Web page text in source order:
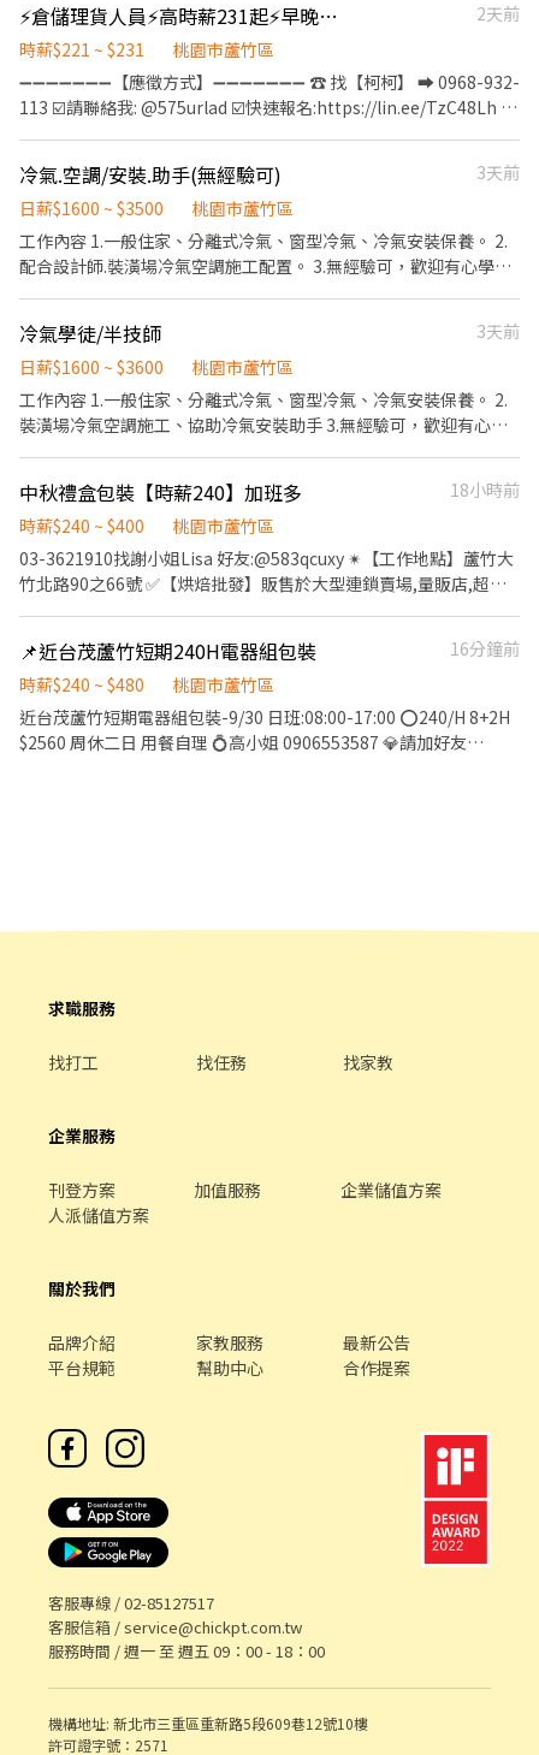
好友 ❤️紫玲小姐 ❤️請加賴@zz168168(記得加@)
https://lin.ee/Ki9Xgq9 (或點選網址直接加入)
立放瓶蓋,輕鎖後段會交由機器鎖緊 3.將成品洗衣精放置到箱內,後段
會由自動包裝機封箱 休假方式:週休二日 工作地點:蘆竹區富國路三
段 廠區有機車停車位,廠區外路邊停車格很多 ---以下廠區規定可接
受再應徵--- #需能接受穿員工制服(上衣)安全鞋(廠區提供) #不能帶
隱眼及帶妝上班塗指甲油 #會需要帶乳膠手套 --計算方式如下-- 時
17:00) 8H日領1760元 平日午餐自費50公司補助30元 第一天固定不
能申請借支 (這間有發蠻多裝備 第一天不可申請) 第二天開始隔日中
午匯款 也可選週領全薪 ▶詢問應徵請截圖加入好友 ❤️紫玲小姐 ❤️
請加賴@zz168168(記得加@)
⚡倉儲理貨人員⚡高時薪231起⚡早晚夜班⚡倉別任選/中法EQ
2天前
時薪$221 ~ $231
桃園市蘆竹區
➖➖➖➖➖➖➖【應徵方式】➖➖➖➖➖➖➖ ☎️ 找【柯柯】 ➡ 0968-932-
113 ☑️請聯絡我: @575urlad ☑️快速報名:https://lin.ee/TzC48Lh 加
找穩定又有彈性的工作嗎？我們的倉儲團隊等你加入！ 不論你是喜
歡動態的理貨工作，還是有堆高機操作經驗，這裡都有適合你的舞
台✨ ⏰ 班別選擇 ⭐ 早班：09:00~18:00(堆高機) 🌙 晚班：16:00 ~
01:00 🌙 夜班：22:00 ~ 07:00 ⭕休假制度：排休制 💰 薪資待遇
驗收、包裝、理貨 出貨桌邊員：調度排車的板數進行出貨作業，並
操作RF槍將板號刷入貨物配送單內，不需要堆高機操作，只需要使
用電動拖板車 堆高機手：理貨、揀貨、捕貨等倉儲作業、倉庫貨品
堆高機上架作業、倉儲物流各項作業；需具堆高機操作技術士證照
🚗 交通便利 ✔ 提供機車、汽車停車位 ✔ 若公司內部停車場額滿，
可停放於附近安全合規區域 🏭 工作地點（多倉可選，就近分發）
南工倉：桃園市蘆竹區南工路124號 新鋼倉：桃園市觀音區工業八
鮮人還是有經驗的高手，快加入我們的倉儲行列吧！
冷氣.空調/安裝.助手(無經驗可)
3天前
日薪$1600 ~ $3500
桃園市蘆竹區
工作內容 1.一般住家、分離式冷氣、窗型冷氣、冷氣安裝保養。 2.
配合設計師.裝潢場冷氣空調施工配置。 3.無經驗可，歡迎有心學習
冷氣學徒/半技師
3天前
日薪$1600 ~ $3600
桃園市蘆竹區
工作內容 1.一般住家、分離式冷氣、窗型冷氣、冷氣安裝保養。 2.
裝潢場冷氣空調施工、協助冷氣安裝助手 3.無經驗可，歡迎有心學
中秋禮盒包裝【時薪240】加班多
18小時前
時薪$240 ~ $400
桃園市蘆竹區
03-3621910找謝小姐Lisa 好友:@583qcuxy ✴【工作地點】蘆竹大
竹北路90之66號 ✅【烘焙批發】販售於大型連鎖賣場,量販店,超市
▼▃▃▃ ️【薪水】：正常出勤，時薪$230 +獎金10/時 ➜ 可領
【✔$42,240】起 ➜ 常態加班可領6萬起 ▃▃▃▼ 重點介紹
▼▃▃▃ ☑【工作內容】：整形、烤爐、包餡、包裝 ☑【休假制
度】：固定休周日 ☑【工作條件】：久站、一到六都要加班 ☑【用
📌近台茂蘆竹短期240H電器組包裝
16分鐘前
時薪$240 ~ $480
桃園市蘆竹區
近台茂蘆竹短期電器組包裝-9/30 日班:08:00-17:00 ⭕240/H 8+2H
$2560 周休二日 用餐自理 💍高小姐 0906553587 💎請加好友
求職服務
找打工 找任務 找家教
企業服務
刊登方案 加值服務
企業儲值方案
人派儲值方案
關於我們
品牌介紹 家教服務
最新公告
平台規範
幫助中心 合作提案
客服專線 /02-85127517
客服信箱 /service@chickpt.com.tw
服務時間 / 週一 至 週五 09：00 - 18：00
機構地址: 新北市三重區重新路5段609巷12號10樓
許可證字號：2571